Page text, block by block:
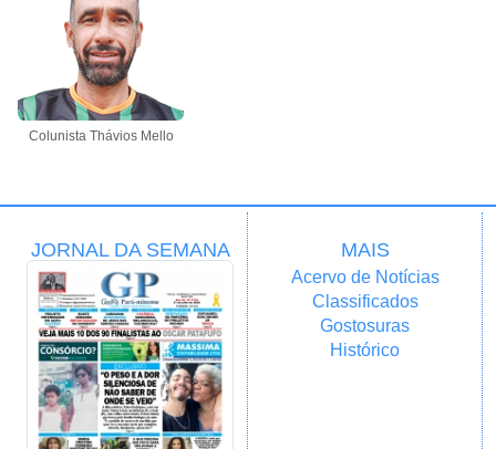
Colunista Thávios Mello
JORNAL DA SEMANA MAIS
Acervo de Notícias
Classificados
Gostosuras
Histórico